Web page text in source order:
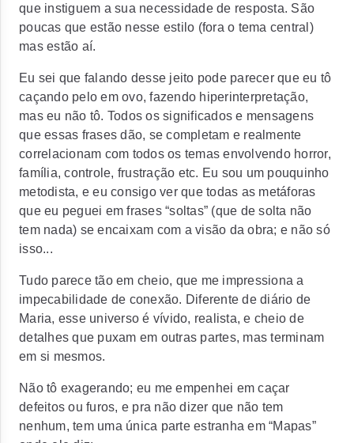
que instiguem a sua necessidade de resposta. São
poucas que estão nesse estilo (fora o tema central)
mas estão aí.
Eu sei que falando desse jeito pode parecer que eu tô
caçando pelo em ovo, fazendo hiperinterpretação,
mas eu não tô. Todos os significados e mensagens
que essas frases dão, se completam e realmente
correlacionam com todos os temas envolvendo horror,
família, controle, frustração etc. Eu sou um pouquinho
metodista, e eu consigo ver que todas as metáforas
que eu peguei em frases “soltas” (que de solta não
tem nada) se encaixam com a visão da obra; e não só
isso...
Tudo parece tão em cheio, que me impressiona a
impecabilidade de conexão. Diferente de diário de
Maria, esse universo é vívido, realista, e cheio de
detalhes que puxam em outras partes, mas terminam
em si mesmos.
Não tô exagerando; eu me empenhei em caçar
defeitos ou furos, e pra não dizer que não tem
nenhum, tem uma única parte estranha em “Mapas”